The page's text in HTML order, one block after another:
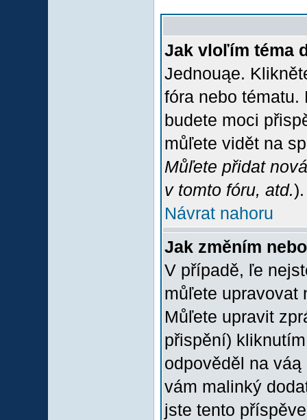
Jak vloľím téma
Jednouąe.
fóra nebo
budete moci
můľete vidět na
Můľete přidat
v tomto fóru, atd.).
Návrat nahoru
Jak změním
V případě, ľe
můľete upravovat
Můľete upravit
přispění)
odpověděl na
vám malinký
jste tento